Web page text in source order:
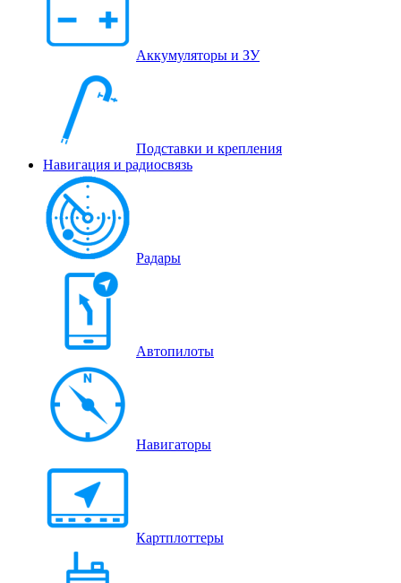
Аккумуляторы и ЗУ
Подставки и крепления
Навигация и радиосвязь
Радары
Автопилоты
Навигаторы
Картплоттеры